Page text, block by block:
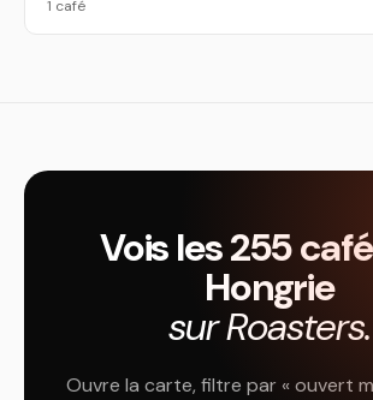
1 café
Vois les 255
Hongrie
sur Roasters.
Ouvre la carte, filtre par « ouvert